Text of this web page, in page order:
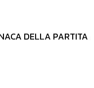
DELLA PARTITA